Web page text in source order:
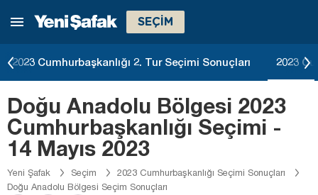
SEÇİM
2023 Cumhurbaşkanlığı 2. Tur Seçimi Sonuçları 2023
Doğu Anadolu Bölgesi 2023
Cumhurbaşkanlığı Seçimi -
14 Mayıs 2023
Yeni Şafak Seçim
2023 Cumhurbaşkanlığı Seçimi Sonuçları
Doğu Anadolu Bölgesi Seçim Sonuçları